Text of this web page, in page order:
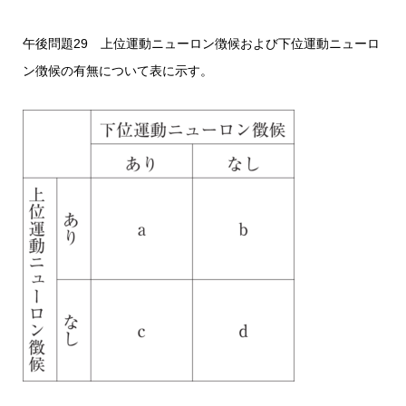
午後問題29 上位運動ニューロン徴候および下位運動ニューロ
ン徴候の有無について表に示す。